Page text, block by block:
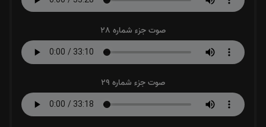
صوت جزء شماره 28
صوت جزء شماره 29